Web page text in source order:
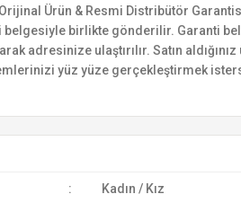
Orijinal Ürün & Resmi Distribütör
belgesiyle birlikte gönderilir. Garanti
adresinize ulaştırılır. Satın
yüz yüze gerçekleştirmek
: Kadın / Kız